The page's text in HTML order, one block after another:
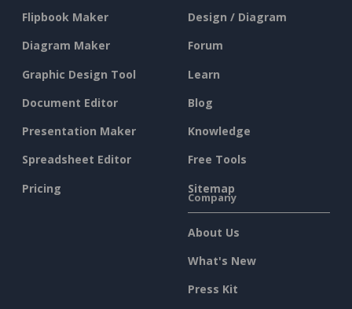
Flipbook Maker
Diagram Maker
Graphic Design Tool
Document Editor
Presentation Maker
Spreadsheet Editor
Pricing
Design / Diagram
Forum
Learn
Blog
Knowledge
Free Tools
Sitemap
Company
About Us
What's New
Press Kit